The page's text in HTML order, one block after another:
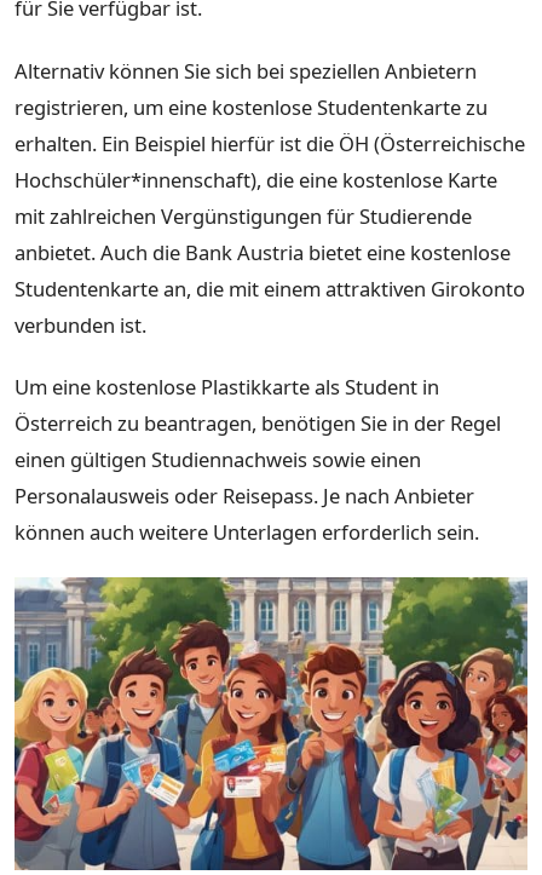
für Sie verfügbar ist.
Alternativ können Sie sich bei speziellen Anbietern
registrieren, um eine kostenlose Studentenkarte zu
erhalten. Ein Beispiel hierfür ist die ÖH (Österreichische
Hochschüler*innenschaft), die eine kostenlose Karte
mit zahlreichen Vergünstigungen für Studierende
anbietet. Auch die Bank Austria bietet eine kostenlose
Studentenkarte an, die mit einem attraktiven Girokonto
verbunden ist.
Um eine kostenlose Plastikkarte als Student in
Österreich zu beantragen, benötigen Sie in der Regel
einen gültigen Studiennachweis sowie einen
Personalausweis oder Reisepass. Je nach Anbieter
können auch weitere Unterlagen erforderlich sein.